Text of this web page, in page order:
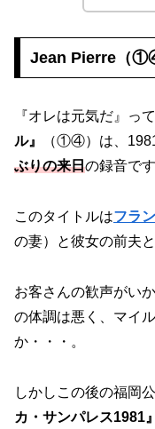
Jean Pierre（
『オレは元気だ』っ
ル』
（①④）は、
ぶりの来日の録音です
このタイトルはフラ
の妻）と彼女の前夫
お客さんの歓声がい
の体調は悪く、マイ
か・・・。
しかしこの後の福岡
カ・サンパレス1981』